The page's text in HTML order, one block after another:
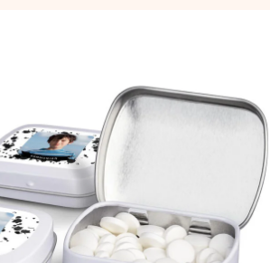
auf +15.000 Bewertungen)
begeistern. Kunden bewerten uns mit
(Gesamtergebnis aller Länder, in
im Handumdrehen